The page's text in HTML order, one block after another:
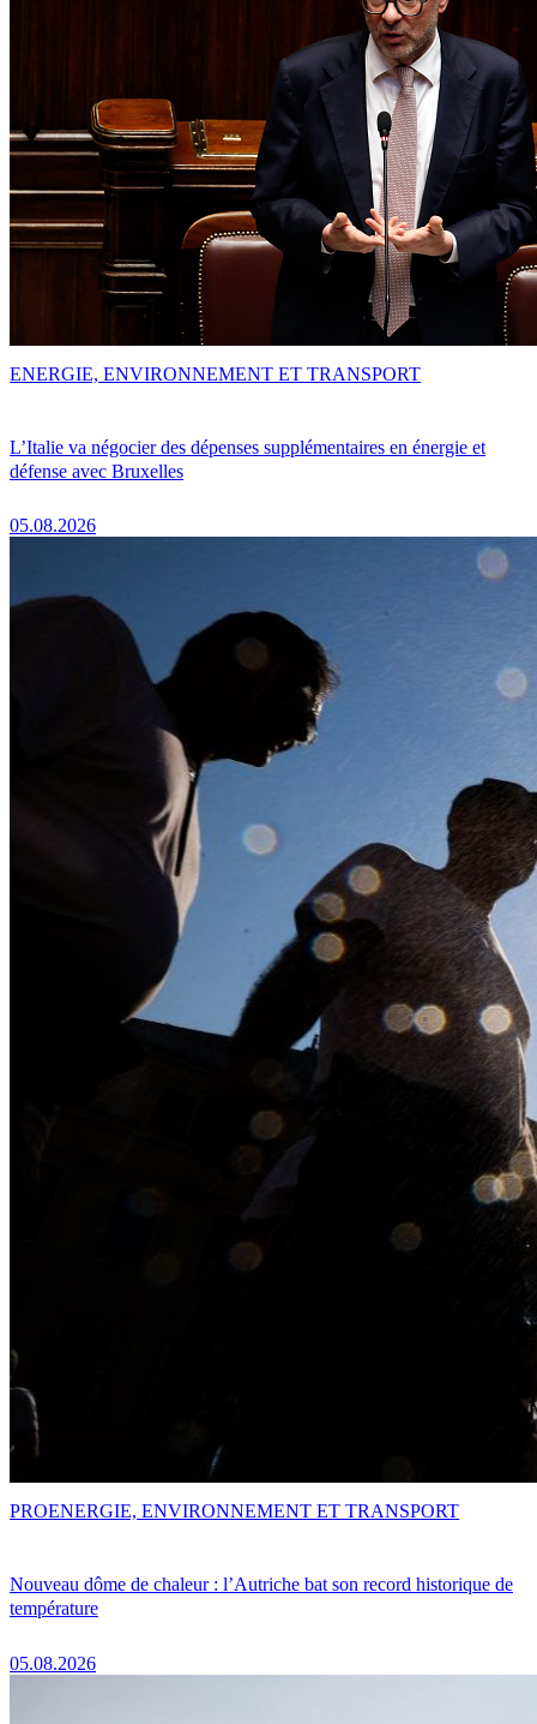
L’Italie va négocier des dépenses supplémentaires en énergie et
défense avec Bruxelles
05.08.2026
ENERGIE, ENVIRONNEMENT ET TRANSPORT
Nouveau dôme de chaleur : l’Autriche bat son record historique de
température
05.08.2026
PROENERGIE, ENVIRONNEMENT ET TRANSPORT